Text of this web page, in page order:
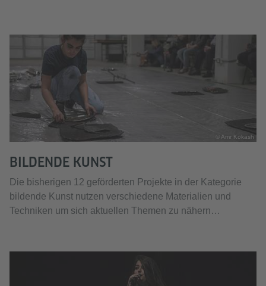
© Amr Kokash
BILDENDE KUNST
Die bisherigen 12 geförderten Projekte in der Kategorie
bildende Kunst nutzen verschiedene Materialien und
Techniken um sich aktuellen Themen zu nähern…